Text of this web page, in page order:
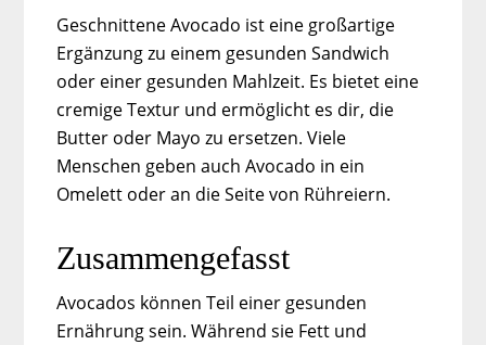
Geschnittene Avocado ist eine großartige
Ergänzung zu einem gesunden Sandwich
oder einer gesunden Mahlzeit. Es bietet eine
cremige Textur und ermöglicht es dir, die
Butter oder Mayo zu ersetzen. Viele
Menschen geben auch Avocado in ein
Omelett oder an die Seite von Rühreiern.
Zusammengefasst
Avocados können Teil einer gesunden
Ernährung sein. Während sie Fett und